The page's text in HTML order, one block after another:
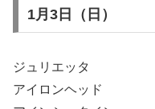
1月3日（日）
ジュリエッタ
アイロンヘッド